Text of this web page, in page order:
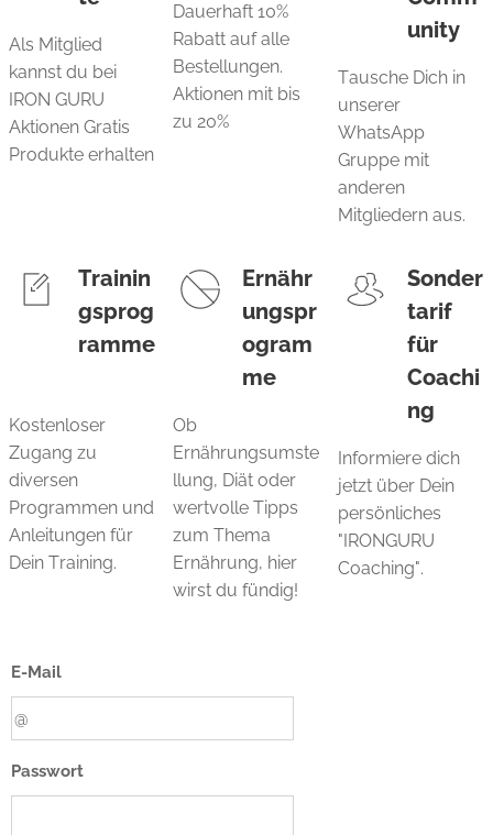
Als Mitglied
kannst du bei
IRON GURU
Aktionen Gratis
Produkte erhalten
Dauerhaft 10%
Rabatt auf alle
Bestellungen.
Aktionen mit bis
zu 20%
unity
Tausche Dich in
unserer
WhatsApp
Gruppe mit
anderen
Mitgliedern aus.
Trainin
gsprog
ramme
Kostenloser
Zugang zu
diversen
Programmen und
Anleitungen für
Dein Training.
Ernähr
ungspr
ogram
me
Ob
Ernährungsumste
llung, Diät oder
wertvolle Tipps
zum Thema
Ernährung, hier
wirst du fündig!
Sonder
tarif
für
Coachi
ng
Informiere dich
jetzt über Dein
persönliches
"IRONGURU
Coaching".
E-Mail
Passwort